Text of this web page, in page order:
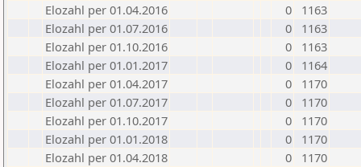
Elozahl per 01.04.2016
0
1163
Elozahl per 01.07.2016
0
1163
Elozahl per 01.10.2016
0
1163
Elozahl per 01.01.2017
0
1164
Elozahl per 01.04.2017
0
1170
Elozahl per 01.07.2017
0
1170
Elozahl per 01.10.2017
0
1170
Elozahl per 01.01.2018
0
1170
Elozahl per 01.04.2018
0
1170